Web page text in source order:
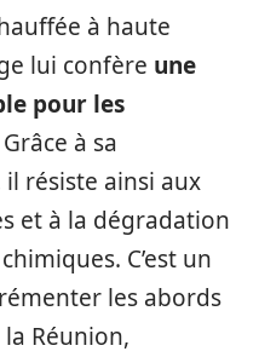
à haute
lui confère une
pour les
à sa
résiste ainsi aux
et à la dégradation
C’est un
les abords
la Réunion,